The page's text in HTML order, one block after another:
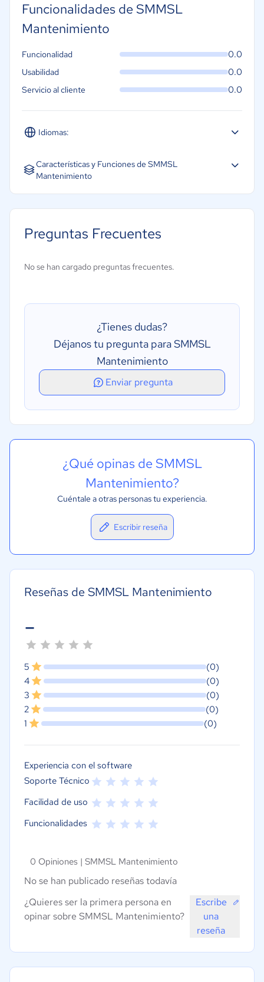
Funcionalidades de SMMSL
Mantenimiento
Idiomas:
Español
Funcionalidad 0.0
Usabilidad 0.0
Servicio al cliente 0.0
Características y Funciones de SMMSL
Mantenimiento
Mantenimiento preventivo
Preguntas Frecuentes
No se han cargado preguntas frecuentes.
¿Tienes dudas?
Déjanos tu pregunta para SMMSL
Mantenimiento
Enviar pregunta
¿Qué opinas de SMMSL
Mantenimiento?
Cuéntale a otras personas tu experiencia.
Escribir reseña
Reseñas de SMMSL Mantenimiento
-
5
(0)
4
(0)
3
(0)
2
(0)
1
(0)
Experiencia con el software
Soporte Técnico
Facilidad de uso
Funcionalidades
0 Opiniones | SMMSL Mantenimiento
No se han publicado reseñas todavía
¿Quieres ser la primera persona en
opinar sobre SMMSL Mantenimiento?
Escribe
una
reseña